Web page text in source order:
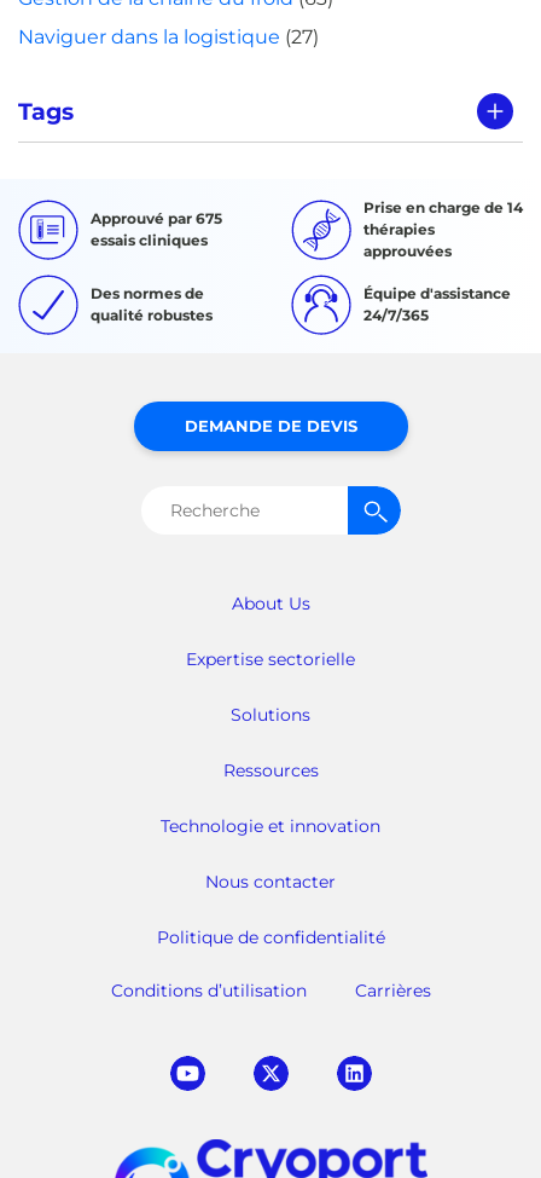
Naviguer dans la logistique (27)
Tags
Approuvé par 675
essais cliniques
Prise en charge de 14
thérapies
approuvées
Des normes de
qualité robustes
Équipe d'assistance
24/7/365
About Us
Expertise sectorielle
Solutions
Ressources
Technologie et innovation
Nous contacter
Politique de confidentialité
Conditions d’utilisation Carrières
DEMANDE DE DEVIS
Rechercher :